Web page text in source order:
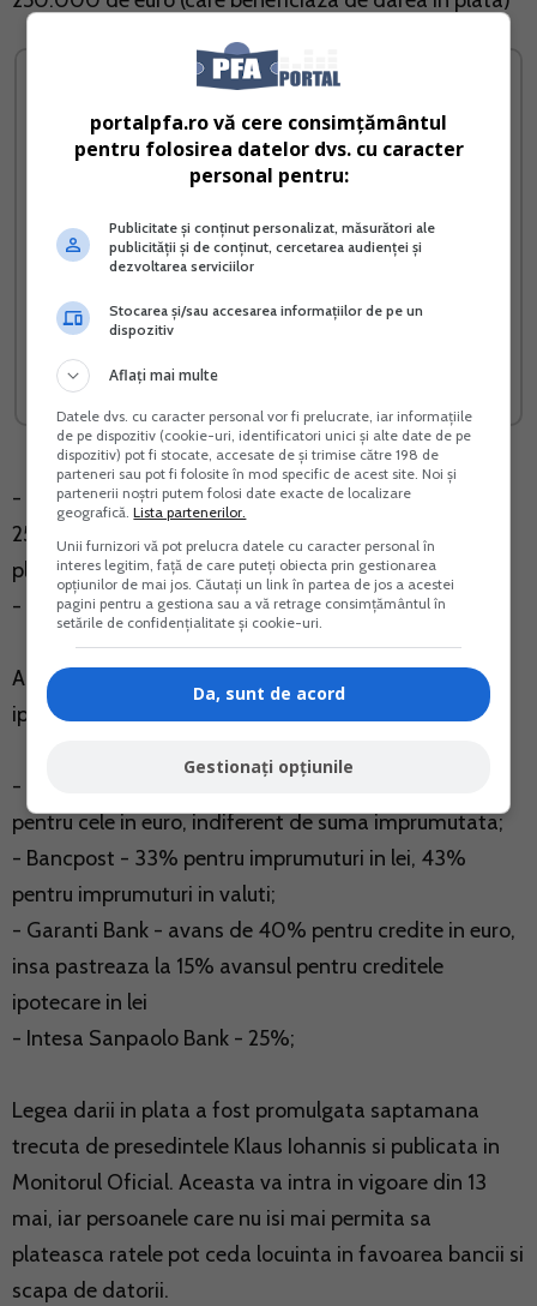
Cartea Verde a impozitului
pe profit
Vreau acest produs →
Cresterea prepelitelor
- avans de 15% pentru creditele ipotecare peste
250.000 de euro (care NU beneficiaza de darea in
plata)
- eliminarea creditelor ipotecare in valuta
Alte banci care au majorat avansul pentru creditele
ipotecare:
- Alpha Bank - 30% pentru creditele in lei si 40%
pentru cele in euro, indiferent de suma imprumutata;
- Bancpost - 33% pentru imprumuturi in lei, 43%
pentru imprumuturi in valuti;
- Garanti Bank - avans de 40% pentru credite in euro,
insa pastreaza la 15% avansul pentru creditele
ipotecare in lei
- Intesa Sanpaolo Bank - 25%;
Legea darii in plata a fost promulgata saptamana
trecuta de presedintele Klaus Iohannis si publicata in
Monitorul Oficial. Aceasta va intra in vigoare din 13
mai, iar persoanele care nu isi mai permita sa
plateasca ratele pot ceda locuinta in favoarea bancii si
scapa de datorii.
portalpfa.ro vă cere consimțământul
pentru folosirea datelor dvs. cu caracter
personal pentru:
Publicitate și conținut personalizat, măsurători ale
publicității și de conținut, cercetarea audienței și
dezvoltarea serviciilor
Stocarea și/sau accesarea informațiilor de pe un
dispozitiv
Aflați mai multe
Datele dvs. cu caracter personal vor fi prelucrate, iar informațiile
de pe dispozitiv (cookie-uri, identificatori unici și alte date de pe
dispozitiv) pot fi stocate, accesate de și trimise către 198 de
parteneri sau pot fi folosite în mod specific de acest site. Noi și
partenerii noștri putem folosi date exacte de localizare
geografică.Lista partenerilor.
Unii furnizori vă pot prelucra datele cu caracter personal în
interes legitim, față de care puteți obiecta prin gestionarea
opțiunilor de mai jos. Căutați un link în partea de jos a acestei
pagini pentru a gestiona sau a vă retrage consimțământul în
setările de confidențialitate și cookie-uri.
Da, sunt de acord
Gestionați opțiunile